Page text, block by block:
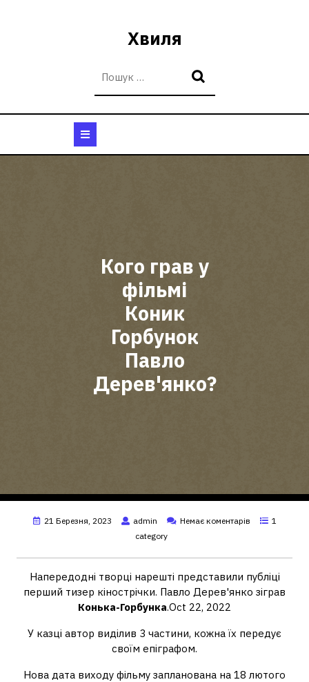
Хвиля
Кого грав у
фільмі
Коник
Горбунок
Павло
Дерев'янко?
21 Березня, 2023 admin Немає коментарів
1
category
Напередодні творці нарешті представили публіці
перший тизер кінострічки. Павло Дерев'янко зіграв
Конька-Горбунка.Oct 22, 2022
У казці автор виділив 3 частини, кожна їх передує
своїм епіграфом.
Нова дата виходу фільму запланована на 18 лютого